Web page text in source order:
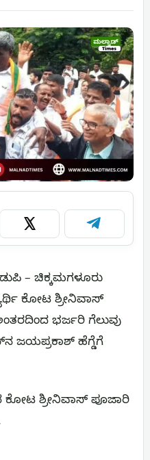
X Telegram
– ಚಿಕ್ಕಮಗಳೂರು
ಕೋಟ ಶ್ರೀನಿವಾಸ್
ಭರ್ಜರಿ ಗೆಲುವು
ಜಯಪ್ರಕಾಶ್ ಹೆಗ್ಡೆಗೆ
ಕೋಟ ಶ್ರೀನಿವಾಸ್ ಪೂಜಾರಿ